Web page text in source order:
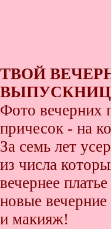
ТВОЙ
ВЫПУСКНИЦ
Фото вечерних
причесок - на
За семь лет
из числа
вечернее
новые
и макияж!